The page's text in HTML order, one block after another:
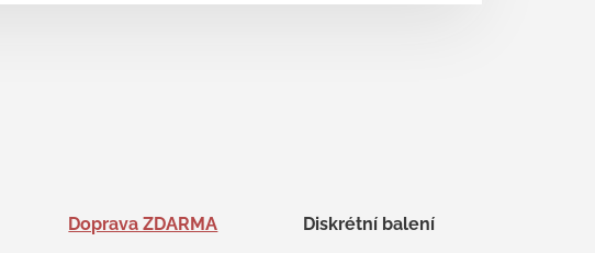
Doprava ZDARMA Diskrétní balení